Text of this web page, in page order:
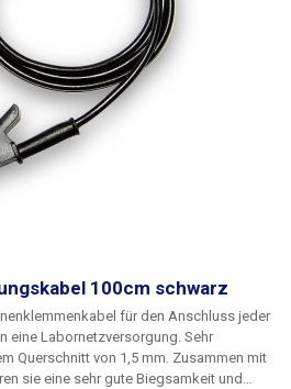
100cm schwarz
für den Anschluss jeder
eine Labornetzversorgung. Sehr
Querschnitt von 1,5 mm. Zusammen mit
sie eine sehr gute Biegsamkeit und